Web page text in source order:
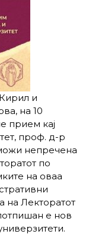
и
на 10
прием кај
проф. д-р
непречена
по
на оваа
на Лекторатот
е нов